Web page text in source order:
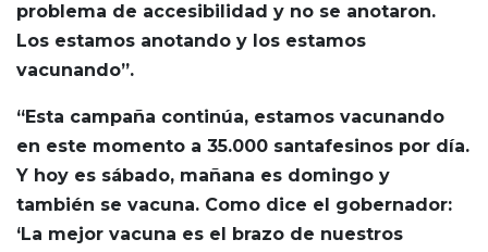
problema de accesibilidad y no se anotaron.
Los estamos anotando y los estamos
vacunando”.
“Esta campaña continúa, estamos vacunando
en este momento a 35.000 santafesinos por día.
Y hoy es sábado, mañana es domingo y
también se vacuna. Como dice el gobernador:
‘La mejor vacuna es el brazo de nuestros